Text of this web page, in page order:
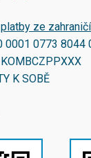
ze
0001 0773 8044
KOMBCZPPXXX
K SOBĚ